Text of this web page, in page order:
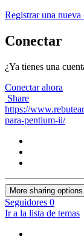
Registrar una nueva
Conectar
¿Ya tienes una
Conectar ahora
Share
https://
para-pentium-ii/
More sharing
Seguidores 0
Ir a la lista de temas